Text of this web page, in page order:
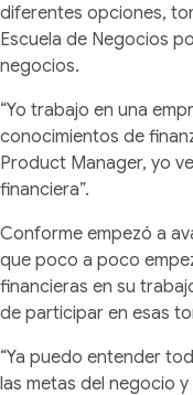
diferentes opciones,
Escuela de Negocios
negocios.
“Yo trabajo en una
conocimientos de
Product Manager, yo
financiera”.
Conforme empezó a
que poco a poco
financieras en su
de participar en esas
“Ya puedo entender
las metas del negocio